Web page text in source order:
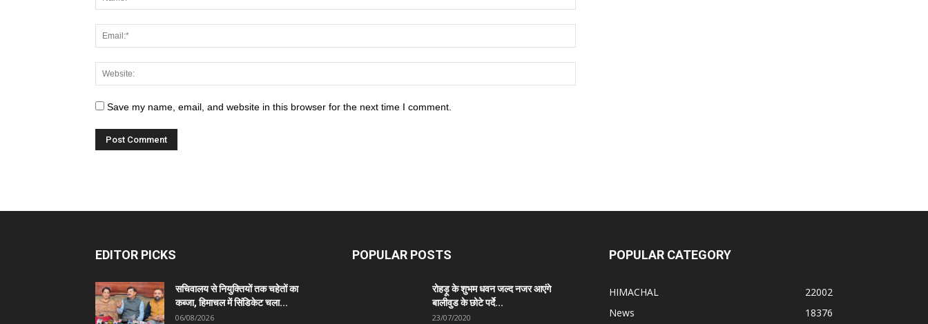
Save my name, email, and website in this browser for the next time I comment.
EDITOR PICKS
सचिवालय से नियुक्तियों तक चहेतों का
कब्जा, हिमाचल में सिंडिकेट चला...
06/08/2026
POPULAR POSTS
रोहड़ू के शुभम धवन जल्द नजर आएंगे
बालीवुड के छोटे पर्दे...
23/07/2020
POPULAR CATEGORY
HIMACHAL
22002
News
18376